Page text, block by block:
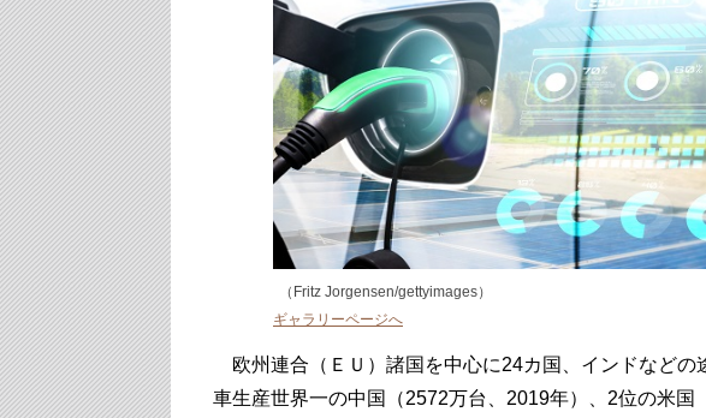
（Fritz Jorgensen/gettyimages）
ギャラリーページへ
欧州連合（ＥＵ）諸国を中心に24カ国、インドなどの
車生産世界一の中国（2572万台、2019年）、2位の米国